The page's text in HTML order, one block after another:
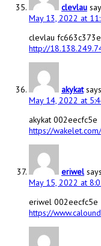
clevlau
May 13, 2022 at
clevlau fc663c373e
http://
akykat
May 14, 2022 at
akykat 002eecfc5e
https://
eriwel
May 15, 2022 at
eriwel 002eecfc5e
https://